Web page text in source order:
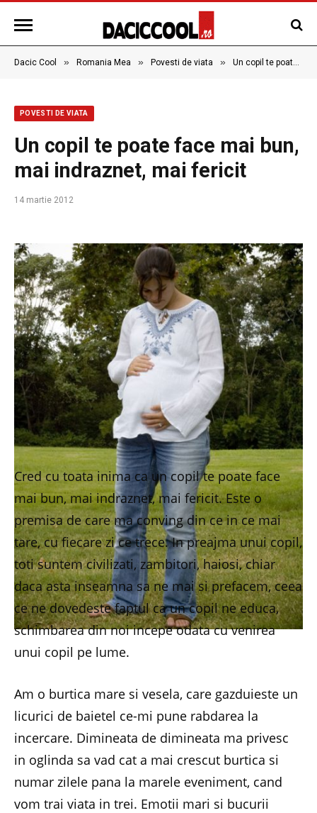
Dacic Cool » Romania Mea » Povesti de viata » Un copil te poate face mai bun, mai indraznet, mai fericit
POVESTI DE VIATA
Un copil te poate face mai bun,
mai indraznet, mai fericit
14 martie 2012
Cred cu toata inima ca un copil te poate face
mai bun, mai indraznet, mai fericit. Este o
premisa de care ma conving din ce in ce mai
tare, cu fiecare zi ce trece. In preajma unui copil,
toti suntem civilizati, zambitori, haiosi, chiar
daca asta inseamna sa ne mai si prefacem, ceea
ce ne dovedeste faptul ca un copil ne educa,
schimbarea din noi incepe odata cu venirea
unui copil pe lume.
Am o burtica mare si vesela, care gazduieste un
licurici de baietel ce-mi pune rabdarea la
incercare. Dimineata de dimineata ma privesc
in oglinda sa vad cat a mai crescut burtica si
numar zilele pana la marele eveniment, cand
vom trai viata in trei. Emotii mari si bucurii